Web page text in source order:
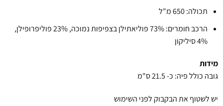
תכולה: 650 מ"ל
הרכב חומרים: 73% פוליאתילן בצפיפות נמוכה, 23% פוליפרופילן,
4% סיליקון
מידות
גובה כולל פיה: כ- 21.5 ס"מ
יש לשטוף את הבקבוק לפני השימוש